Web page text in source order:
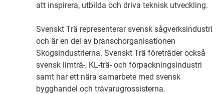
att inspirera, utbilda och driva teknisk utveckling.
Svenskt Trä representerar svensk sågverksindustri
och är en del av branschorganisationen
Skogsindustrierna. Svenskt Trä företräder också
svensk limträ-, KL-trä- och förpackningsindustri
samt har ett nära samarbete med svensk
bygghandel och trävarugrossisterna.